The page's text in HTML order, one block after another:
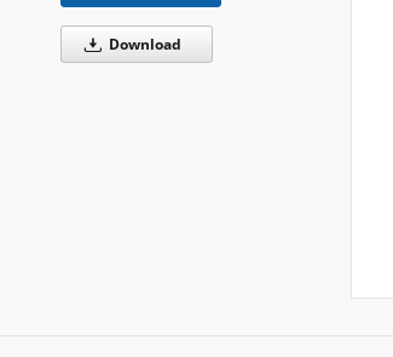
Download